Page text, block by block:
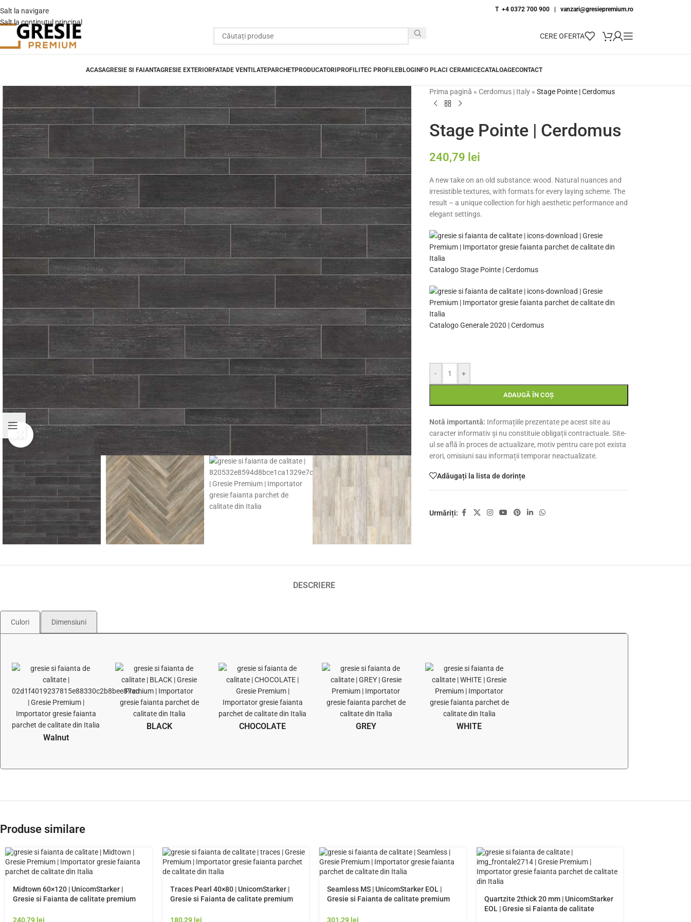
Salt la navigare
Salt la conținutul principal
T +4 0372 700 900 | vanzari@gresiepremium.ro
CERE OFERTA
ACASAGRESIE SI FAIANTAGRESIE EXTERIORFATADE VENTILATEPARCHETPRODUCATORI PROFILITEC PROFILEBLOG INFO PLACI CERAMICECATALOAGECONTACT
Fă clic pentru a mări
Prima pagină » Cerdomus | Italy » Stage Pointe | Cerdomus
Stage Pointe | Cerdomus
240,79 lei
A new take on an old substance: wood. Natural nuances and
irresistible textures, with formats for every laying scheme. The
result – a unique collection for high aesthetic performance and
elegant settings.
Catalogo Stage Pointe | Cerdomus
Catalogo Generale 2020 | Cerdomus
- +
ADAUGĂ ÎN COȘ
Notă importantă: Informațiile prezentate pe acest site au
caracter informativ și nu constituie obligații contractuale. Site-
ul se află în proces de actualizare, motiv pentru care pot exista
erori, omisiuni sau informații temporar neactualizate.
Adăugați la lista de dorințe
Urmăriți:
DESCRIERE
Culori Dimensiuni
Walnut
BLACK CHOCOLATE GREY WHITE
Produse similare
Midtown 60×120 | UnicomStarker |
Gresie si Faianta de calitate premium
240,79 lei
Traces Pearl 40×80 | UnicomStarker |
Gresie si Faianta de calitate premium
180,29 lei
Seamless MS | UnicomStarker EOL |
Gresie si Faianta de calitate premium
301,29 lei
Quartzite 2thick 20 mm | UnicomStarker
EOL | Gresie si Faianta de calitate